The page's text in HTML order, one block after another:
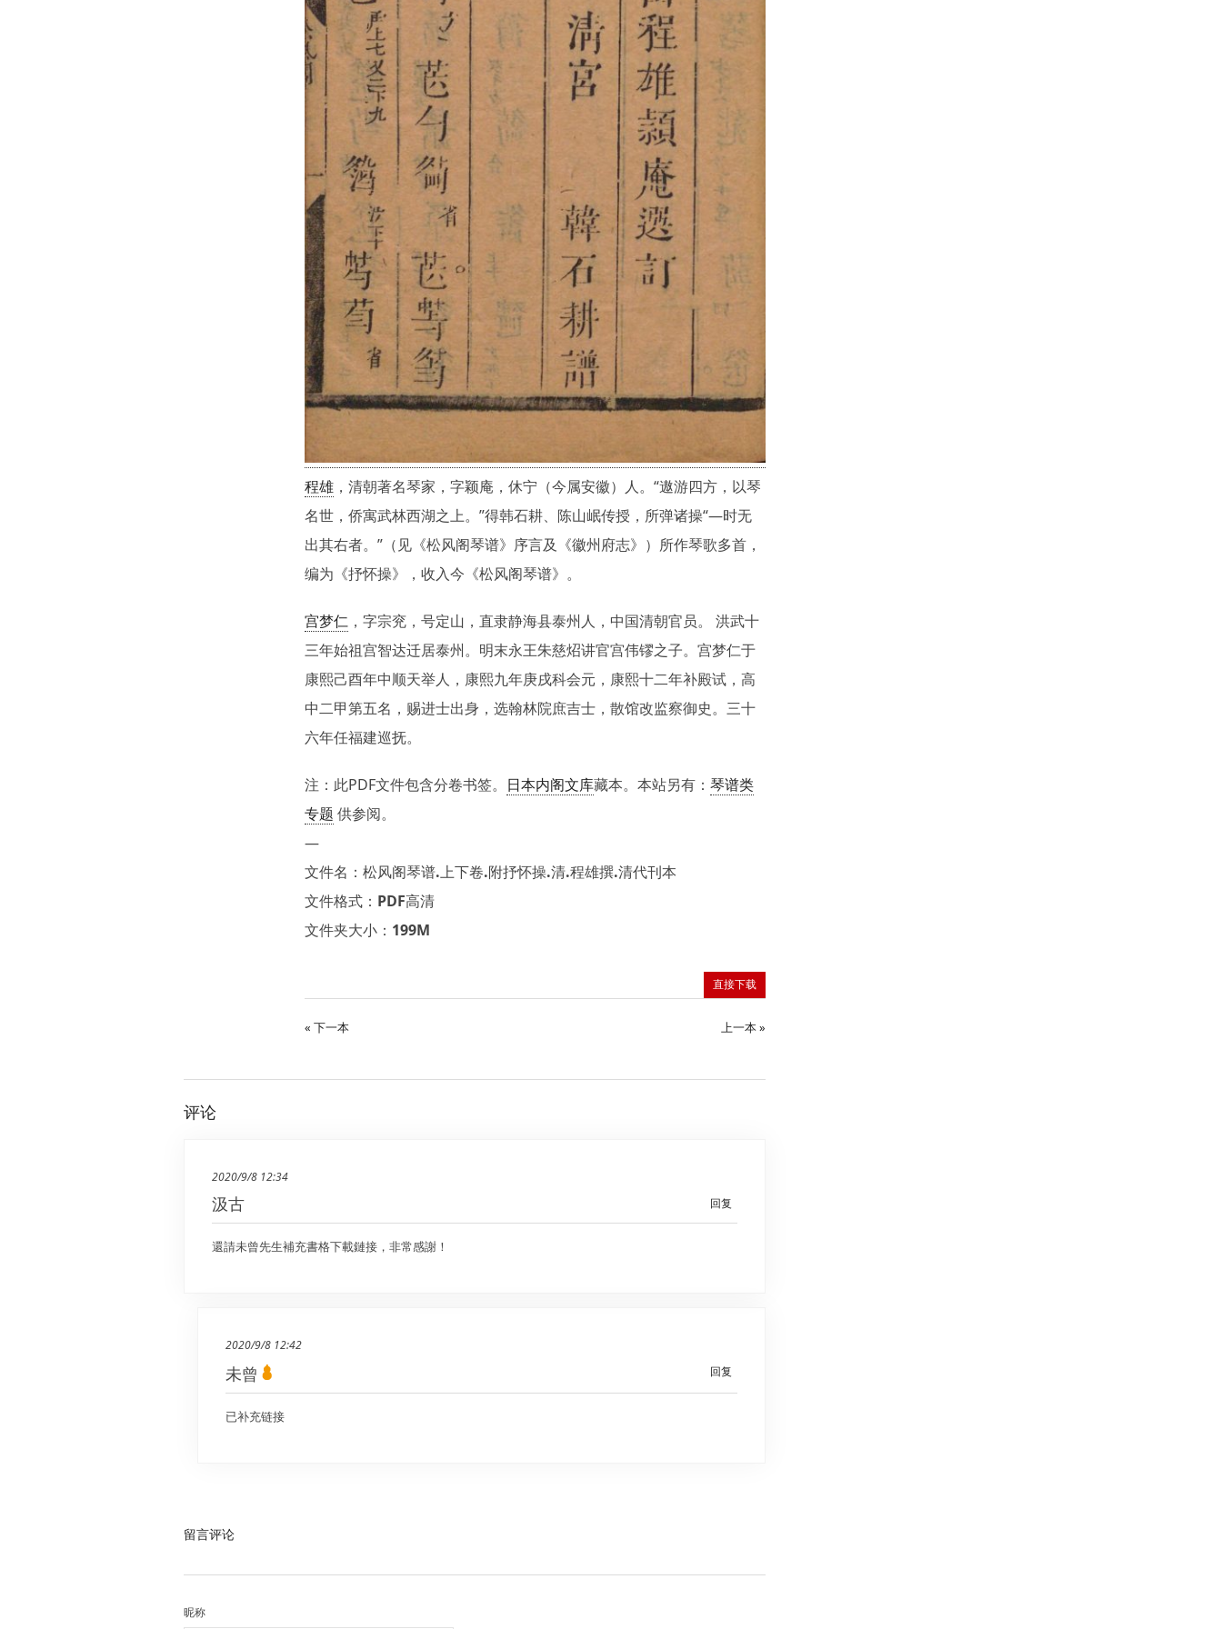
程雄 ，清朝著名琴家，字颖庵，休宁（今属安徽）人。“遨游四方，以琴
名世，侨寓武林西湖之上。”得韩石耕、陈山岷传授，所弹诸操“—时无
出其右者。”（见《松风阁琴谱》序言及《徽州府志》）所作琴歌多首，
编为《抒怀操》，收入今《松风阁琴谱》。
宫梦仁 ，字宗兖，号定山，直隶静海县泰州人，中国清朝官员。 洪武十
三年始祖宫智达迁居泰州。明末永王朱慈炤讲官宫伟镠之子。宫梦仁于
康熙己酉年中顺天举人，康熙九年庚戌科会元，康熙十二年补殿试，高
中二甲第五名，赐进士出身，选翰林院庶吉士，散馆改监察御史。三十
六年任福建巡抚。
注：此PDF文件包含分卷书签。 日本内阁文库藏本。本站另有：琴谱类
专题 供参阅。
—
文件名：松风阁琴谱.上下卷.附抒怀操.清.程雄撰.清代刊本
文件格式：PDF高清
文件夹大小：199M
直接下载
« 下一本 上一本 »
评论
2020/9/8 12:34
回复
汲古
還請未曾先生補充書格下載鏈接，非常感謝！
2020/9/8 12:42
回复
未曾
已补充链接
留言评论
昵称